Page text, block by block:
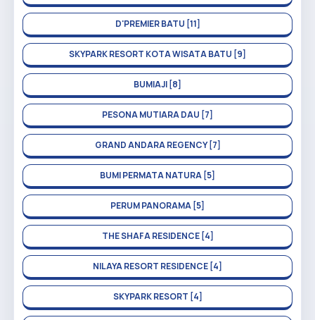
D'PREMIER BATU [11]
SKYPARK RESORT KOTA WISATA BATU [9]
BUMIAJI [8]
PESONA MUTIARA DAU [7]
GRAND ANDARA REGENCY [7]
BUMI PERMATA NATURA [5]
PERUM PANORAMA [5]
THE SHAFA RESIDENCE [4]
NILAYA RESORT RESIDENCE [4]
SKYPARK RESORT [4]